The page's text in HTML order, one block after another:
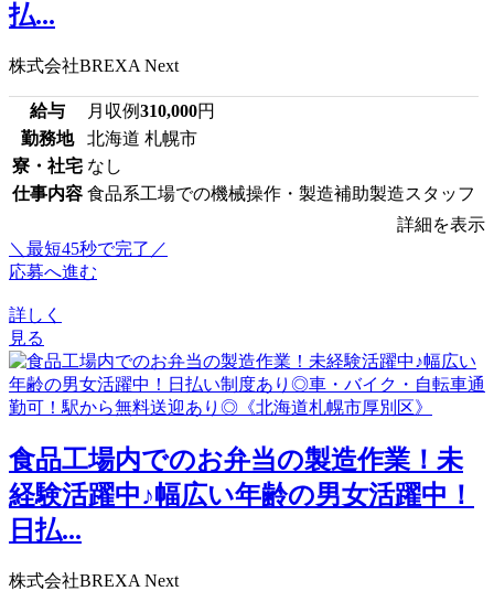
払...
株式会社BREXA Next
給与 月収例310,000円
勤務地
北海道 札幌市
寮・社宅 なし
仕事内容 食品系工場での機械操作・製造補助製造スタッフ
詳細を表示
＼最短45秒で完了／
応募へ進む
詳しく
見る
食品工場内でのお弁当の製造作業！未
経験活躍中♪幅広い年齢の男女活躍中！
日払...
株式会社BREXA Next